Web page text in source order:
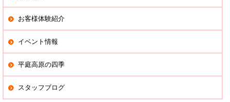
お客様体験紹介
イベント情報
平庭高原の四季
スタッフブログ